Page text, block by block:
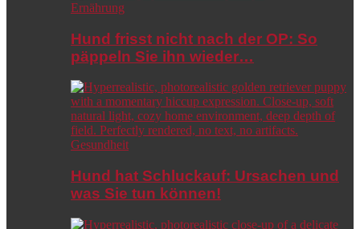
Ernährung
Hund frisst nicht nach der OP: So
päppeln Sie ihn wieder…
Gesundheit
Hund hat Schluckauf: Ursachen und
was Sie tun können!